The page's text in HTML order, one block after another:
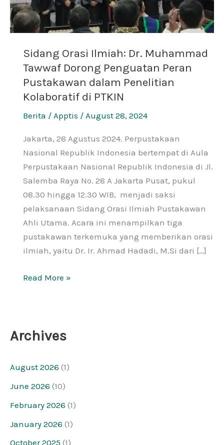
Sidang Orasi Ilmiah: Dr. Muhammad
Tawwaf Dorong Penguatan Peran
Pustakawan dalam Penelitian
Kolaboratif di PTKIN
Berita / Apptis / August 28, 2024
Jakarta, 28 Agustus 2024. Perpustakaan
Nasional Republik Indonesia bertempat di Aula
Perpustakaan Nasional Republik Indonesia di Jl.
Salemba Raya No. 28 A Jakarta Pusat, pukul
08.30 hingga 12.30 WIB, menjadi saksi
pelaksanaan Sidang Orasi Ilmiah Pustakawan
Ahli Utama. Acara ini menampilkan tiga
pustakawan terkemuka yang memberikan orasi
ilmiah, yaitu Dr. Ir. Ahmad Hadadi, M.Si dari […]
Pustakawan
dalam
Kolaboratif
di
PTKIN
Read More »
Archives
August 2026 (1)
June 2026 (10)
February 2026 (1)
January 2026 (1)
October 2025 (1)